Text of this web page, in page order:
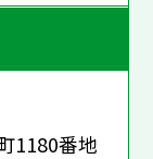
1180番地